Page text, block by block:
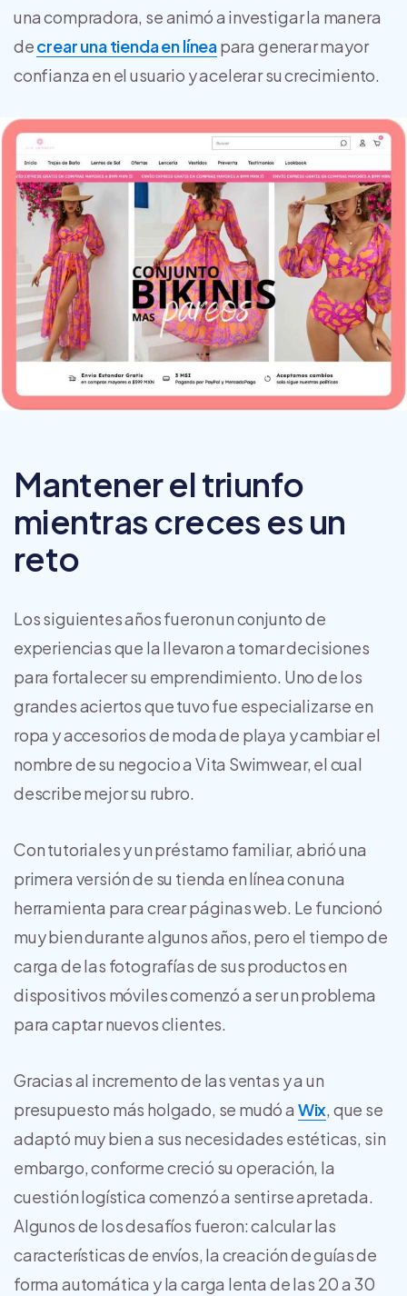
una compradora, se animó a investigar la manera
decrear una tienda en líneapara generar mayor
confianza en el usuario y acelerar su crecimiento.
Mantener el triunfo
mientras creces es un
reto
Los siguientes años fueron un conjunto de
experiencias que la llevaron a tomar decisiones
para fortalecer su emprendimiento. Uno de los
grandes aciertos que tuvo fue especializarse en
ropa y accesorios de moda de playa y cambiar el
nombre de su negocio a Vita Swimwear, el cual
describe mejor su rubro.
Con tutoriales y un préstamo familiar, abrió una
primera versión de su tienda en línea con una
herramienta para crear páginas web. Le funcionó
muy bien durante algunos años, pero el tiempo de
carga de las fotografías de sus productos en
dispositivos móviles comenzó a ser un problema
para captar nuevos clientes.
Gracias al incremento de las ventas y a un
presupuesto más holgado, se mudó a Wix, que se
adaptó muy bien a sus necesidades estéticas, sin
embargo, conforme creció su operación, la
cuestión logística comenzó a sentirse apretada.
Algunos de los desafíos fueron: calcular las
características de envíos, la creación de guías de
forma automática y la carga lenta de las 20 a 30